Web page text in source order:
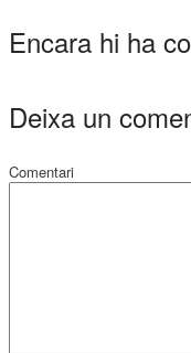
Encara hi ha
Deixa un
Comentari